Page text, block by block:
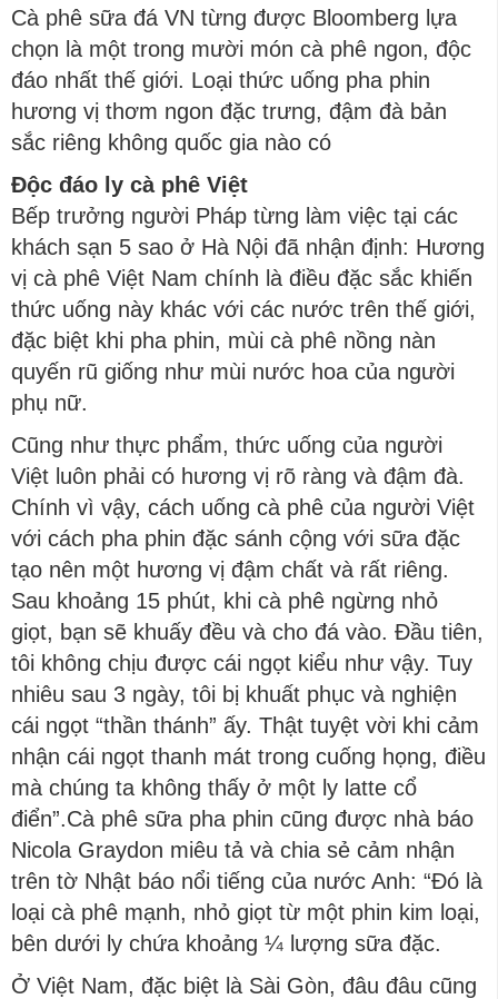
Cà phê sữa đá VN từng được Bloomberg lựa
chọn là một trong mười món cà phê ngon, độc
đáo nhất thế giới. Loại thức uống pha phin
hương vị thơm ngon đặc trưng, đậm đà bản
sắc riêng không quốc gia nào có
Độc đáo ly cà phê Việt
Bếp trưởng người Pháp từng làm việc tại các
khách sạn 5 sao ở Hà Nội đã nhận định: Hương
vị cà phê Việt Nam chính là điều đặc sắc khiến
thức uống này khác với các nước trên thế giới,
đặc biệt khi pha phin, mùi cà phê nồng nàn
quyến rũ giống như mùi nước hoa của người
phụ nữ.
Cũng như thực phẩm, thức uống của người
Việt luôn phải có hương vị rõ ràng và đậm đà.
Chính vì vậy, cách uống cà phê của người Việt
với cách pha phin đặc sánh cộng với sữa đặc
tạo nên một hương vị đậm chất và rất riêng.
Sau khoảng 15 phút, khi cà phê ngừng nhỏ
giọt, bạn sẽ khuấy đều và cho đá vào. Đầu tiên,
tôi không chịu được cái ngọt kiểu như vậy. Tuy
nhiêu sau 3 ngày, tôi bị khuất phục và nghiện
cái ngọt “thần thánh” ấy. Thật tuyệt vời khi cảm
nhận cái ngọt thanh mát trong cuống họng, điều
mà chúng ta không thấy ở một ly latte cổ
điển”.Cà phê sữa pha phin cũng được nhà báo
Nicola Graydon miêu tả và chia sẻ cảm nhận
trên tờ Nhật báo nổi tiếng của nước Anh: “Đó là
loại cà phê mạnh, nhỏ giọt từ một phin kim loại,
bên dưới ly chứa khoảng ¼ lượng sữa đặc.
Ở Việt Nam, đặc biệt là Sài Gòn, đâu đâu cũng